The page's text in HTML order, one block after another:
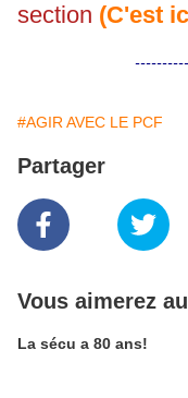
section (C'est
#AGIR AVEC LE PCF
Partager
Vous aimerez
La sécu a 80 ans!